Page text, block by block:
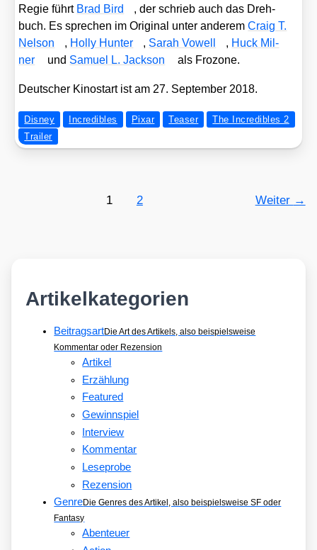
Regie führt Brad Bird
, der schrieb auch das Dreh­
buch. Es spre­chen im Ori­gi­nal unter ande­remCraig T.
Nel­son
, Hol­ly Hun­ter , Sarah Vowell , Huck Mil­
ner
und Samu­el L. Jack­son als Fro­zo­ne.
Deut­scher Kino­start ist am 27. Sep­tem­ber 2018.
Disney Incredibles Pixar Teaser
The Incredibles 2
Trailer
1 2 Weiter →
Artikelkategorien
BeitragsartDie Art des Artikels, also beispielsweise
Kommentar oder Rezension
Artikel
Erzählung
Featured
Gewinnspiel
Interview
Kommentar
Leseprobe
Rezension
GenreDie Genres des Artikel, also beispielsweise SF oder
Fantasy
Abenteuer